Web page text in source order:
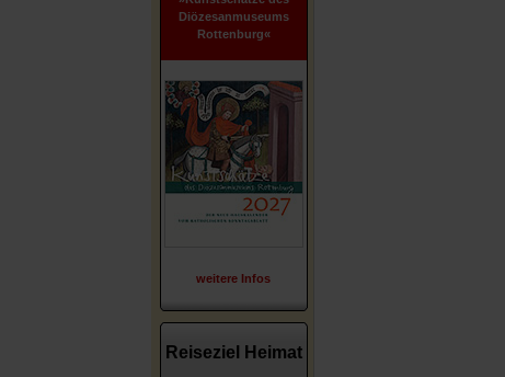
Diözesanmuseums
Rottenburg«
weitere Infos
Reiseziel Heimat